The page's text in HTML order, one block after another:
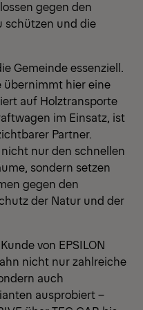
gegen den
schützen und die
Gemeinde essenziell.
übernimmt hier eine
auf Holztransporte
im Einsatz, ist
Partner.
nur den schnellen
sondern setzen
gegen den
der Natur und der
von EPSILON
nicht nur zahlreiche
auch
ausprobiert –